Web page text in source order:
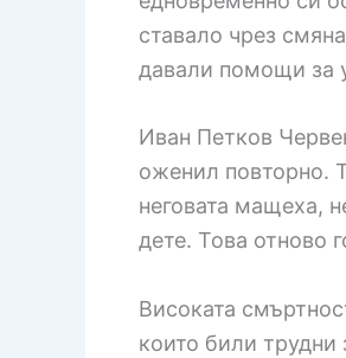
ставало чрез
давали помощи за
Иван Петков
оженил повторно.
неговата мащеха,
дете. Това отново
Високата
които били трудни